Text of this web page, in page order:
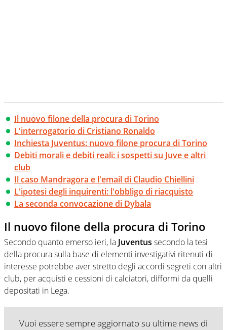
Il nuovo filone della procura di Torino
L'interrogatorio di Cristiano Ronaldo
Inchiesta Juventus: nuovo filone procura di Torino
Debiti morali e debiti reali: i sospetti su Juve e altri
club
Il caso Mandragora e l'email di Claudio Chiellini
L'ipotesi degli inquirenti: l'obbligo di riacquisto
La seconda convocazione di Dybala
Il nuovo filone della procura di Torino
Secondo quanto emerso ieri, la Juventus secondo la tesi
della procura sulla base di elementi investigativi ritenuti di
interesse potrebbe aver stretto degli accordi segreti con altri
club, per acquisti e cessioni di calciatori, difformi da quelli
depositati in Lega.
Vuoi essere sempre aggiornato su ultime news di